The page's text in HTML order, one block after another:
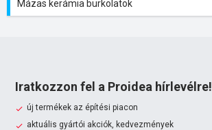
Mázas kerámia burkolatok
Iratkozzon fel a Proidea hírlevélre!
új termékek az építési piacon
aktuális gyártói akciók, kedvezmények